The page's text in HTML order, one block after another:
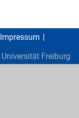
Impressum
Universität Freiburg